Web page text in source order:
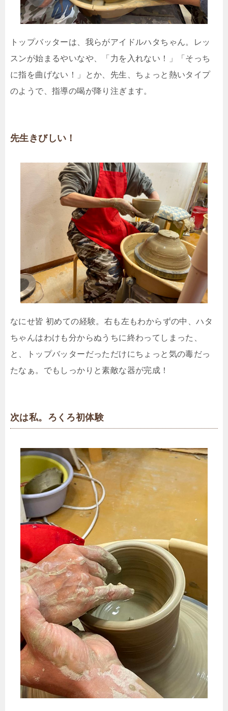
トップバッターは、我らがアイドルハタちゃん。レッ
スンが始まるやいなや、「力を入れない！」「そっち
に指を曲げない！」とか、先生、ちょっと熱いタイプ
のようで、指導の喝が降り注ぎます。
先生きびしい！
なにせ皆 初めての経験。右も左もわからずの中、ハタ
ちゃんはわけも分からぬうちに終わってしまった、
と、トップバッターだっただけにちょっと気の毒だっ
たなぁ。でもしっかりと素敵な器が完成！
次は私。ろくろ初体験